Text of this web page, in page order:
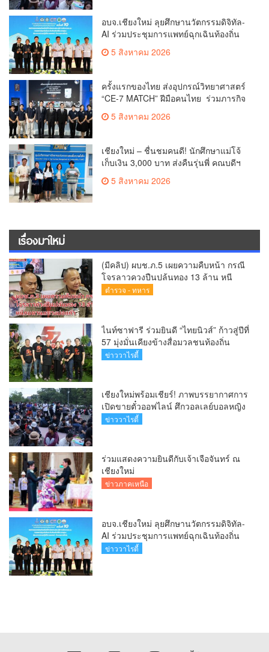
อบจ.เชียงใหม่ ลุยศึกษานวัตกรรมดิจิทัล-
AI ร่วมประชุมการแพทย์ฉุกเฉินท้องถิ่น
เอราวัณสู่มาตรฐานสากล
5 สิงหาคม 2026
ครั้งแรกของไทย ส่งอุปกรณ์วิทยาศาสตร์
“CE-7 MATCH” ฝีมือคนไทย ร่วมภารกิจ
5 สิงหาคม 2026
เชียงใหม่ – ชื่นชมคนดี! นักศึกษาแม่โจ้
เก็บเงิน 3,000 บาท ส่งคืนรุ่นพี่ คณบดีฯ
มอบเกียรติบัตรเชิดชู “ลูกแม่โจ้เลิศน้ำใจ”
5 สิงหาคม 2026
เรื่องมาใหม่
(มีคลิป) ผบช.ภ.5 เผยความคืบหน้า กรณี
โจรลาวควงปืนปล้นทอง 13 ล้าน หนี
กบดานแขวงบ่อแก้ว
ตำรวจ - ทหาร
ไนท์ซาฟารี ร่วมยินดี “ไทยนิวส์” ก้าวสู่ปีที่
57 มุ่งมั่นเคียงข้างสื่อมวลชนท้องถิ่น
ข่าววาไรตี้
เชียงใหม่พร้อมเชียร์! ภาพบรรยากาศการ
เปิดขายตั๋วออฟไลน์ ศึกวอลเลย์บอลหญิง
‘BYD DMI 6th SEA V Cup’ 6 ส.ค. นี้ รวม
ข่าววาไรตี้
ร่วมแสดงความยินดีกับเจ้าเจือจันทร์ ณ
เชียงใหม่
ข่าวภาคเหนือ
อบจ.เชียงใหม่ ลุยศึกษานวัตกรรมดิจิทัล-
AI ร่วมประชุมการแพทย์ฉุกเฉินท้องถิ่น
ระดับชาติ ครั้งที่ 10 ยกระดับศูนย์
ข่าววาไรตี้